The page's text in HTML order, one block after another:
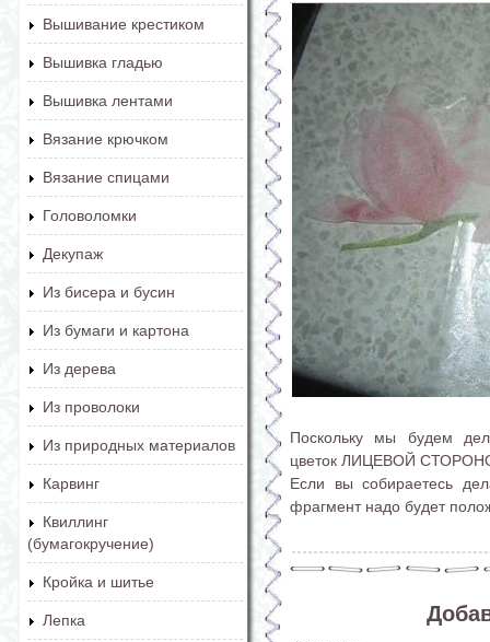
Вышивание крестиком
Вышивка гладью
Вышивка лентами
Вязание крючком
Вязание спицами
Головоломки
Декупаж
Из бисера и бусин
Из бумаги и картона
Из дерева
Из проволоки
Из природных материалов
Карвинг
Квиллинг
(бумагокручение)
Кройка и шитье
Лепка
Поскольку мы будем
цветок ЛИЦЕВОЙ
Если вы собираетесь
фрагмент надо будет